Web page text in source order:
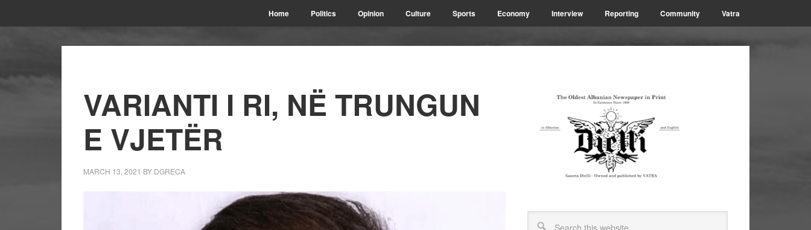
Home Politics Opinion Culture Sports Economy Interview Reporting Community Vatra
VARIANTI I RI, NË TRUNGUN
E VJETËR
MARCH 13, 2021 BY DGRECA